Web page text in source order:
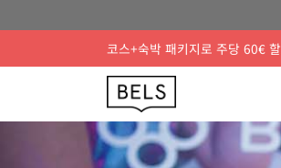
코스+숙박 패키지로 주당 60€